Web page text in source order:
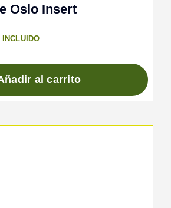
Oslo Insert
INCLUIDO
al carrito